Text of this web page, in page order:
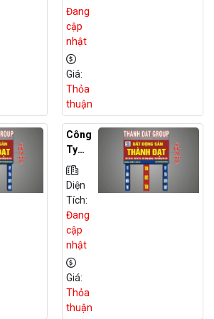
Đất
Dự
Án
Tại
Long
An
Đang
cập
nhật
Giá:
Thỏa
thuận
Công
Ty
Môi
Giới
BĐS
Đất
Dự
Án
Tại
Bình
Dươn
G
Diện
Tích:
Đang
cập
nhật
Giá:
Thỏa
thuận